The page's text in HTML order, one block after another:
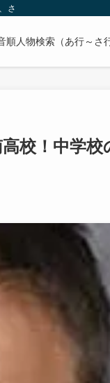
らに政治家やスポーツ
順人物検索（あ行～さ
校！中学校